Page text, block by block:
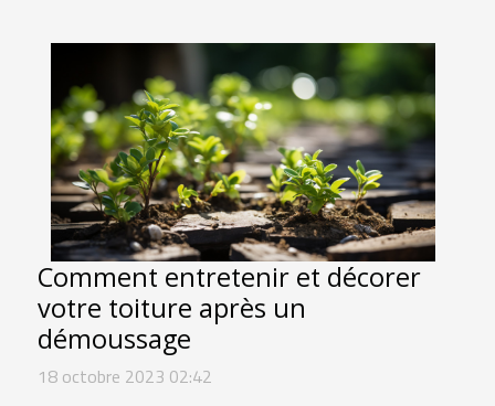
Comment entretenir et décorer
votre toiture après un
démoussage
18 octobre 2023 02:42